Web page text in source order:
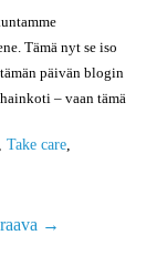
Tämä nyt se iso
päivän blogin
– vaan tämä
,Take care,
→